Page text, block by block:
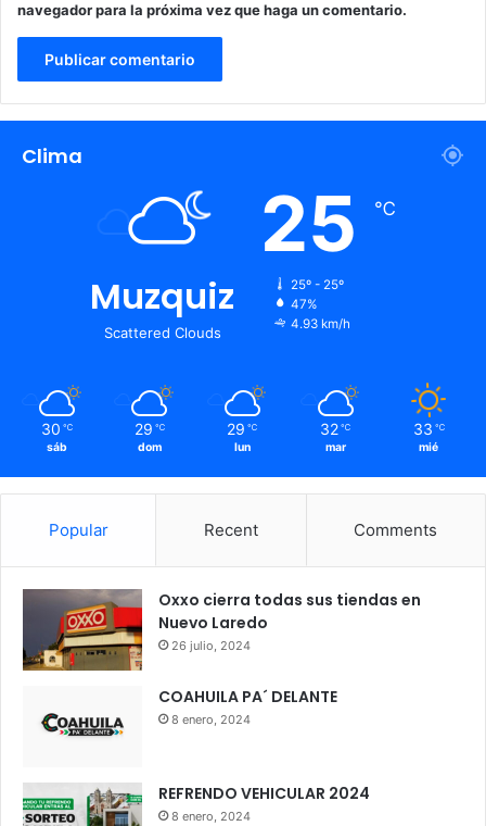
navegador para la próxima vez que haga un comentario.
Clima
Muzquiz
Scattered Clouds
25 ℃
25º - 25º
47%
4.93 km/h
30 ℃
sáb
29 ℃
dom
29 ℃
lun
32 ℃
mar
33 ℃
mié
Popular Recent Comments
Oxxo cierra todas sus tiendas en
Nuevo Laredo
26 julio, 2024
COAHUILA PA´ DELANTE
8 enero, 2024
REFRENDO VEHICULAR 2024
8 enero, 2024